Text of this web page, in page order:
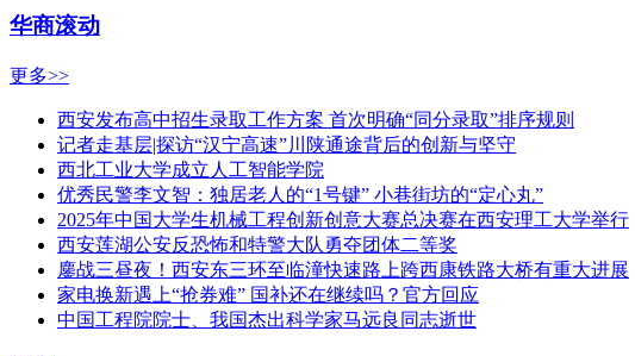
华商滚动
更多>>
西安发布高中招生录取工作方案 首次明确“同分录取”排序规则
记者走基层|探访“汉宁高速”川陕通途背后的创新与坚守
西北工业大学成立人工智能学院
优秀民警李文智：独居老人的“1号键” 小巷街坊的“定心丸”
2025年中国大学生机械工程创新创意大赛总决赛在西安理工大学举行
西安莲湖公安反恐怖和特警大队勇夺团体二等奖
鏖战三昼夜！西安东三环至临潼快速路上跨西康铁路大桥有重大进展
家电换新遇上“抢券难” 国补还在继续吗？官方回应
中国工程院院士、我国杰出科学家马远良同志逝世